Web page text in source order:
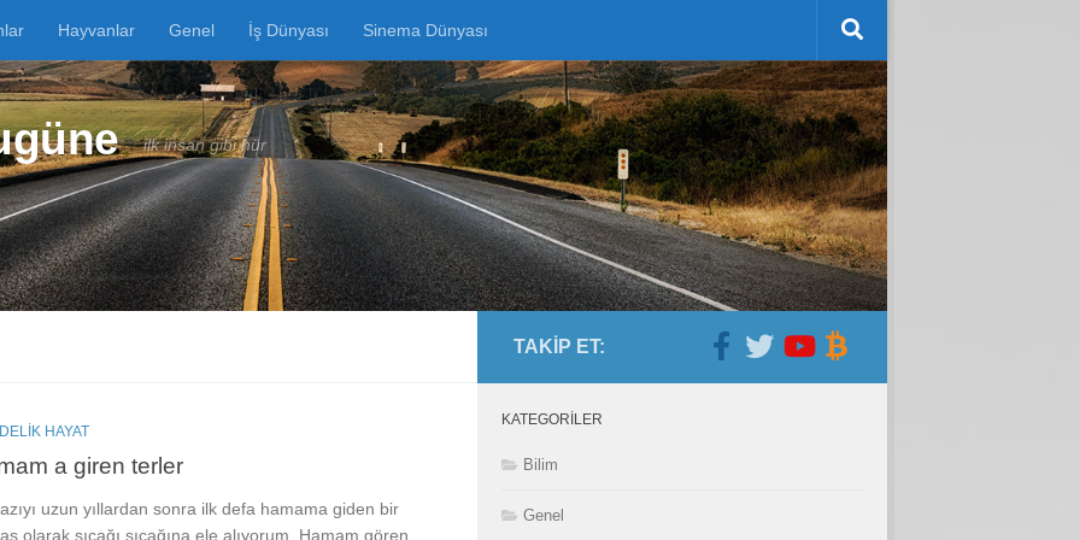
Hayvanlar Genel İş Dünyası Sinema Dünyası
ilk insan gibi hür
HAYAT
a giren terler
uzun yıllardan sonra ilk defa hamama giden bir
olarak sıcağı sıcağına ele alıyorum. Hamam gören
TAKIP ET:
KATEGORILER
Bilim
Genel